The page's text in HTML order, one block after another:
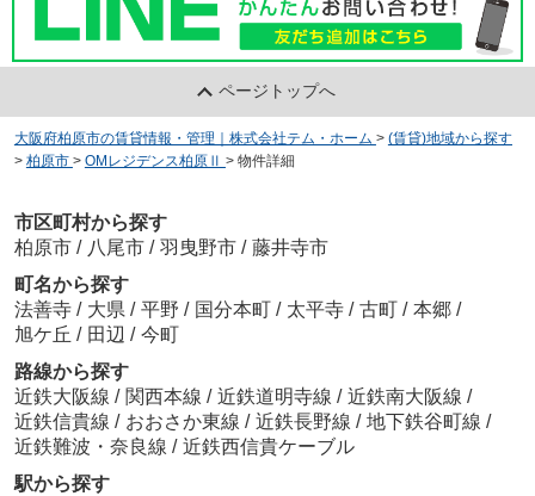
ページトップへ
大阪府柏原市の賃貸情報・管理｜株式会社テム・ホーム > (賃貸)地域から探す
> 柏原市 > OMレジデンス柏原Ⅱ > 物件詳細
市区町村から探す
柏原市 / 八尾市 / 羽曳野市 / 藤井寺市
町名から探す
法善寺 / 大県 / 平野 / 国分本町 / 太平寺 / 古町 / 本郷 /
旭ケ丘 / 田辺 / 今町
路線から探す
近鉄大阪線 / 関西本線 / 近鉄道明寺線 / 近鉄南大阪線 /
近鉄信貴線 / おおさか東線 / 近鉄長野線 / 地下鉄谷町線 /
近鉄難波・奈良線 / 近鉄西信貴ケーブル
駅から探す